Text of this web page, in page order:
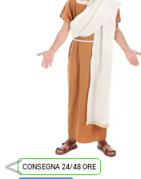
CONSEGNA 24/48 ORE